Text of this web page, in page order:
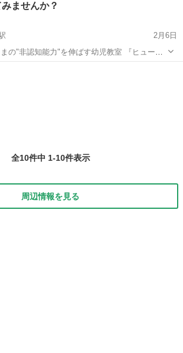
みませんか？
2月6日
の"非認知能力"を伸ばす幼児教室 『ヒューマ
陸！
全10件中 1-10件表示
周辺情報を見る